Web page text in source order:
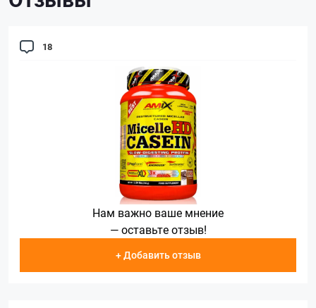
18
Нам важно ваше мнение
— оставьте отзыв!
+ Добавить отзыв